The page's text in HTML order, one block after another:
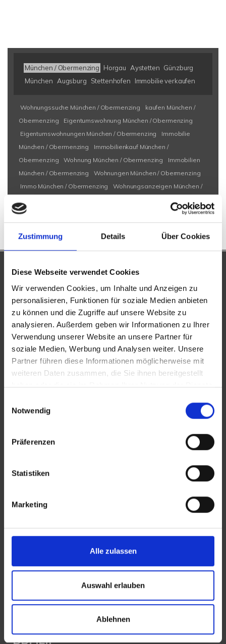
Zustimmung Details Über Cookies
Diese Webseite verwendet Cookies
Wir verwenden Cookies, um Inhalte und Anzeigen zu
personalisieren, Funktionen für soziale Medien anbieten
zu können und die Zugriffe auf unsere Website zu
analysieren. Außerdem geben wir Informationen zu Ihrer
Verwendung unserer Website an unsere Partner für
soziale Medien, Werbung und Analysen weiter. Unsere
Partner führen diese Informationen möglicherweise mit
weiteren Daten zusammen, die Sie ihnen bereitgestellt
haben oder die sie im Rahmen Ihrer Nutzung der Dienste
Notwendig
Präferenzen
Statistiken
Marketing
Alle zulassen
Auswahl erlauben
Ablehnen
München / Obermenzing Horgau Aystetten Günzburg
München
Augsburg Stettenhofen Immobilie verkaufen
Wohnungssuche München / Obermenzing
kaufen München /
Obermenzing
Eigentumswohnung München / Obermenzing
Eigentumswohnungen München / Obermenzing
Immobilie
München / Obermenzing
Immobilienkauf München /
Obermenzing
Wohnung München / Obermenzing
Immobilien
München / Obermenzing
Wohnungen München / Obermenzing
Immo München / Obermenzing
Wohnungsanzeigen München /
UNSERE PARTNER &
AUSZEICHNUNGEN
KONTAKT
Lünendonk Immobilien
Hochfeldstraße 71
86159 Augsburg
Tel.: 0821 66097111
www.luenendonk-immobilien.de